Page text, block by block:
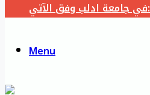
في جامعة ادلب وفق الآتي:
Menu